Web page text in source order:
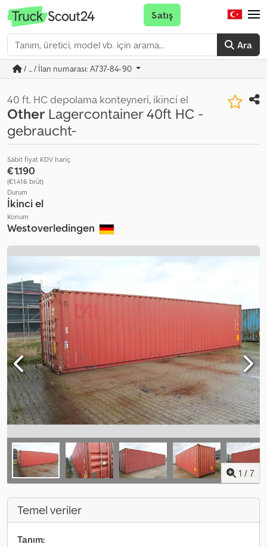
Ara
Satış
/ ... / İlan numarası: A737-84-90
40 ft. HC depolama konteyneri, ikinci el
Other Lagercontainer 40ft HC -
gebraucht-
Sabit fiyat KDV hariç
€1.190
(€1.416 brüt)
Durum
İkinci el
Konum
Westoverledingen
1 / 7
Temel veriler
Tanım: